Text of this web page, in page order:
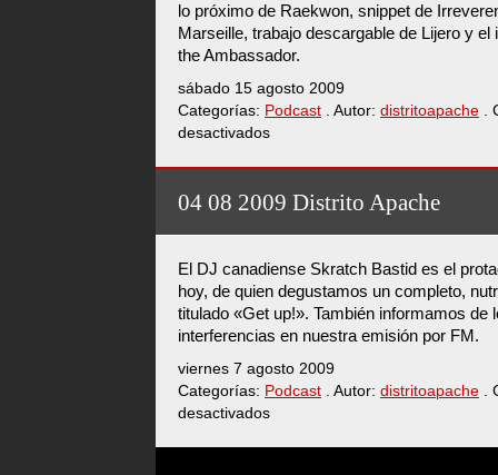
lo próximo de Raekwon, snippet de
Marseille, trabajo descargable de Lijero y
the Ambassador.
sábado 15 agosto 2009
Categorías: Podcast . Autor: distritoapache .
desactivadosen
08
Distrito
04 08 2009 Distrito Apache
El DJ canadiense Skratch Bastid es el
hoy, de quien degustamos un completo,
titulado «Get up!». También informamos de
interferencias en nuestra emisión por FM.
viernes 7 agosto 2009
Categorías: Podcast . Autor: distritoapache .
desactivadosen
08